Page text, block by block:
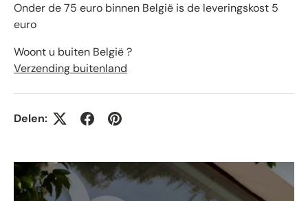
Onder de 75 euro binnen België is de leveringskost 5
euro
Woont u buiten België ?
Verzending buitenland
Delen: